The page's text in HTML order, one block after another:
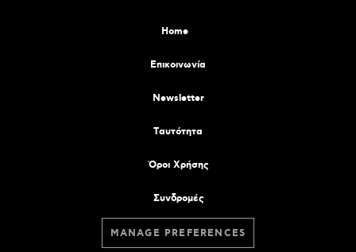
Home
Επικοινωνία
Newsletter
Tαυτότητα
Όροι Χρήσης
Συνδρομές
MANAGE PREFERENCES